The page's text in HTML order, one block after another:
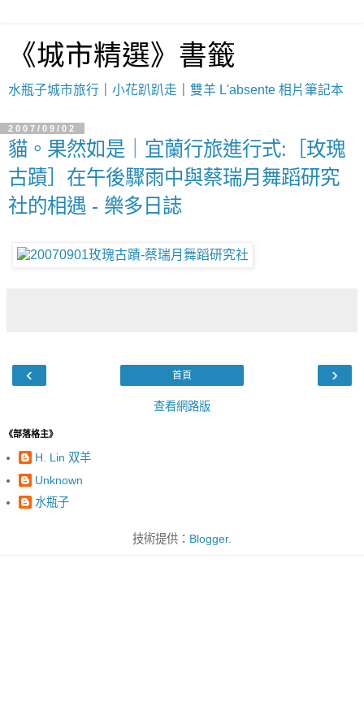
《城市精選》書籤
水瓶子城市旅行 小花趴趴走 雙羊 L'absente 相片筆記本
2007/09/02
貓。果然如是｜宜蘭行旅進行式:［玫瑰
古蹟］在午後驟雨中與蔡瑞月舞蹈研究
社的相遇 - 樂多日誌
‹ ›
首頁
查看網路版
《部落格主》
H. Lin 双羊
Unknown
水瓶子
技術提供： Blogger.